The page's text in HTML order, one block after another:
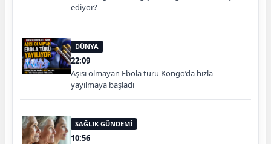
ediyor?
DÜNYA
22:09
Aşısı olmayan Ebola türü Kongo’da hızla
yayılmaya başladı
SAĞLIK GÜNDEMİ
10:56